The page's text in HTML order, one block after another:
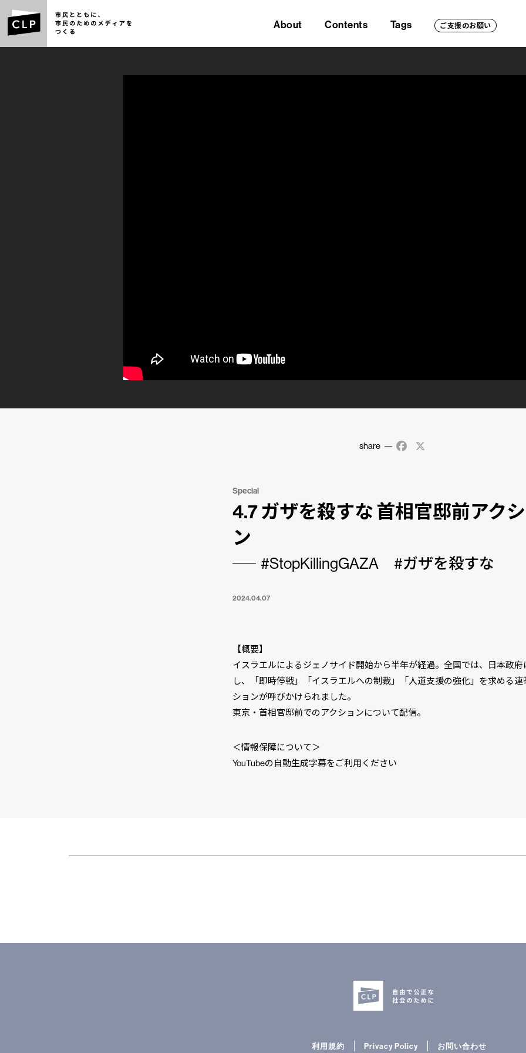
About Contents Tags ご支援のお願い
share Facebook
Special
4.7 ガザを殺すな 首相官邸前アク
ン
#StopKillingGAZA #ガザを殺すな
2024.04.07
【概要】
イスラエルによるジェノサイド開始から半年が経過。全国では、日本政府
し、「即時停戦」「イスラエルへの制裁」「人道支援の強化」を求める連
ションが呼びかけられました。
東京・首相官邸前でのアクションについて配信。
＜情報保障について＞
YouTubeの自動生成字幕をご利用ください
利用規約 Privacy Policy お問い合わせ